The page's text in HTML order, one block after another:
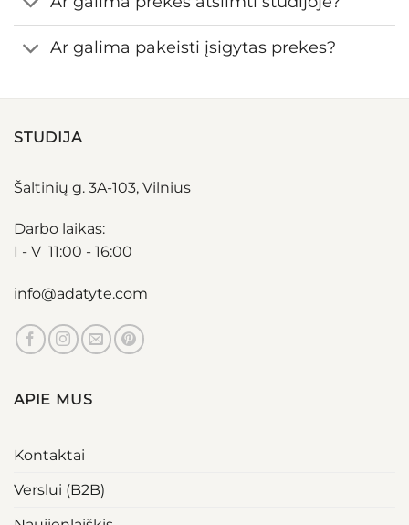
Ar galima pakeisti įsigytas prekes?
STUDIJA
Šaltinių g. 3A-103, Vilnius
Darbo laikas:
I - V 11:00 - 16:00
info@adatyte.com
APIE MUS
Kontaktai
Verslui (B2B)